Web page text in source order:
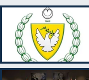
Video Galeri
YAŞAM
Yazarlar